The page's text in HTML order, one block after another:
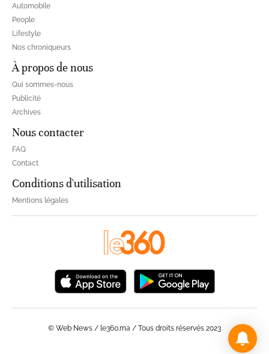
Automobile
People
Lifestyle
Nos chroniqueurs
À propos de nous
Qui sommes-nous
Publicité
Archives
Nous contacter
FAQ
Contact
Conditions d'utilisation
Mentions légales
© Web News / le360.ma / Tous droits réservés 2023